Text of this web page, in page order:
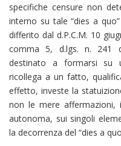
specifiche censure non
interno su tale “dies a
differito dal d.P.C.M. 10
comma 5, d.lgs. n. 241
destinato a formarsi su
ricollega a un fatto,
effetto, investe la
non le mere affermazioni,
autonoma, sui singoli
la decorrenza del “dies a